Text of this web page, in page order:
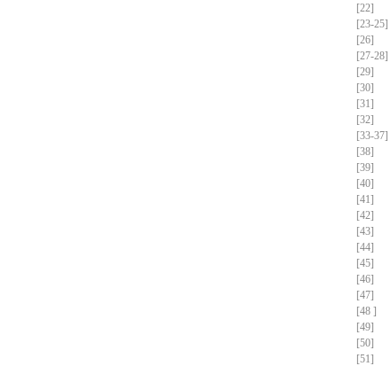
[22]
[23-25]
[26]
[27-28]
[29]
[30]
[31]
[32]
[33-37]
[38]
[39]
[40]
[41]
[42]
[43]
[44]
[45]
[46]
[47]
[48 ]
[49]
[50]
[51]